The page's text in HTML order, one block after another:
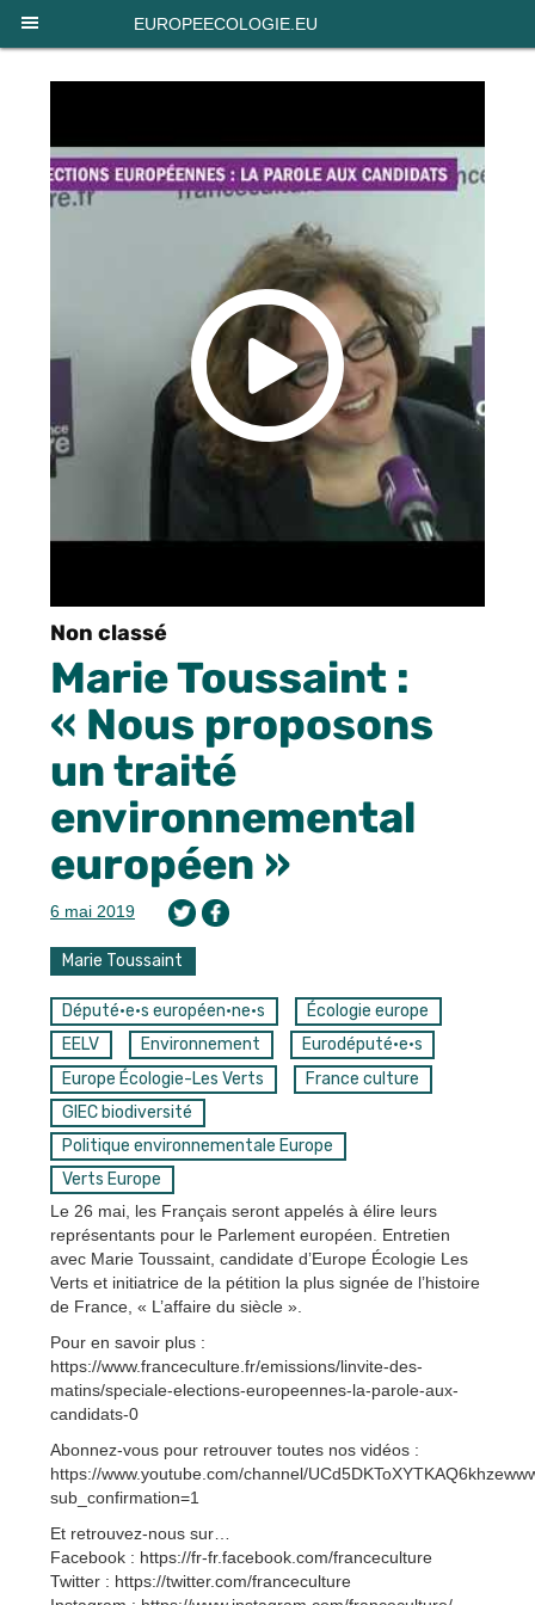
EUROPEECOLOGIE.EU
Non classé
Marie Toussaint :
« Nous proposons
un traité
environnemental
européen »
6 mai 2019
Marie Toussaint
Député·e·s européen·ne·s
Écologie europe
EELV
Environnement
Eurodéputé·e·s
Europe Écologie-Les Verts
France culture
GIEC biodiversité
Politique environnementale Europe
Verts Europe
Le 26 mai, les Français seront appelés à élire leurs
représentants pour le Parlement européen. Entretien
avec Marie Toussaint, candidate d’Europe Écologie Les
Verts et initiatrice de la pétition la plus signée de l’histoire
de France, « L’affaire du siècle ».
Pour en savoir plus :
https://www.franceculture.fr/emissions/linvite-des-
matins/speciale-elections-europeennes-la-parole-aux-
candidats-0
Abonnez-vous pour retrouver toutes nos vidéos :
https://www.youtube.com/channel/
sub_confirmation=1
Et retrouvez-nous sur…
Facebook : https://fr-fr.facebook.com/franceculture
Twitter : https://twitter.com/franceculture